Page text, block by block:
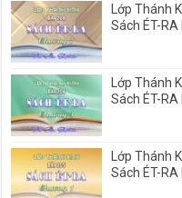
Lớp Thánh
Sách ÉT-
Lớp Thánh
Sách ÉT-
Lớp Thánh
Sách ÉT-